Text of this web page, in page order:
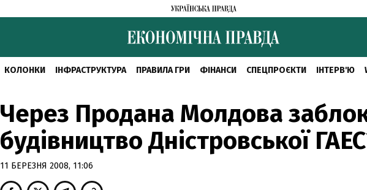
КОЛОНКИ ІНФРАСТРУКТУРА ПРАВИЛА ГРИ ФІНАНСИ СПЕЦПРОЄКТИ ІНТЕРВ'Ю
Через Продана Молдова
будівництво Дністровської
11 БЕРЕЗНЯ 2008, 11:06